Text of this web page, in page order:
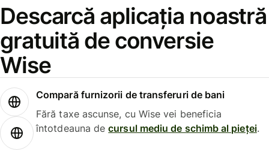
Descarcă aplicația noastră
gratuită de conversie
Wise
Compară furnizorii de transferuri de bani
Fără taxe ascunse, cu Wise vei beneficia
întotdeauna decursul mediu de schimb al pieței.